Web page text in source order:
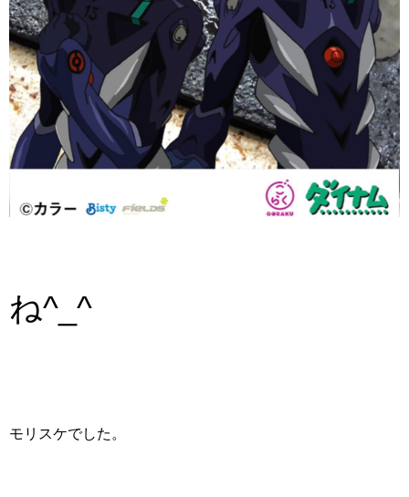
ね^_^
モリスケでした。